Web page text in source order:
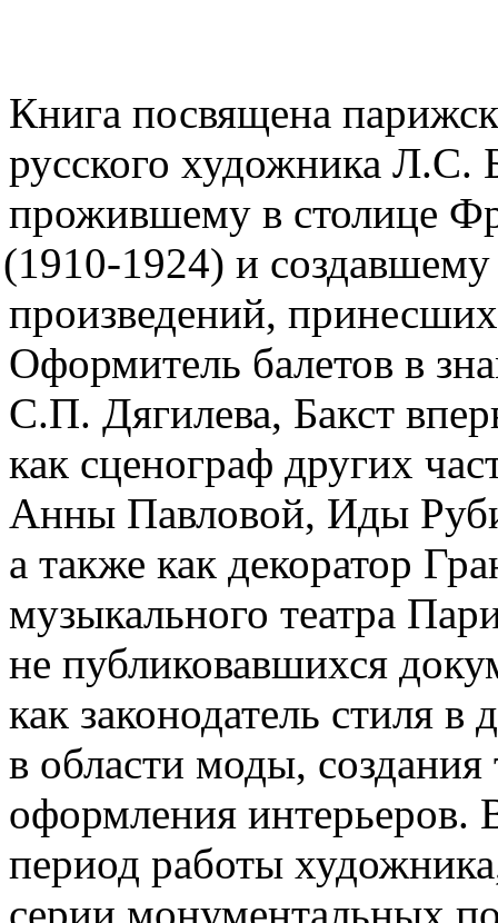
Книга посвящена
русского художника Л.С.
прожившему в столице
(1910-1924) и
произведений,
Оформитель балетов в
С.П. Дягилева, Бакст
как сценограф других
Анны Павловой, Иды
а также как декоратор
музыкального театра
не публиковавшихся
как законодатель стиля в
в области моды,
оформления интерьеров.
период работы
серии монументальных